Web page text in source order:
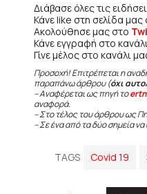
Διάβασε όλες τις
Κάνε like στη σελίδα μας
Ακολούθησε μας στο
Κάνε εγγραφή στο
Γίνε μέλος στο κανάλι
Προσοχή! Επιτρέπεται η
παραπάνω άρθρου (όχι
– Αναφέρεται ως πηγή το
αναφορά.
– Στο τέλος του άρθρου ως
– Σε ένα από τα δύο σημεία
TAGS Covid 19